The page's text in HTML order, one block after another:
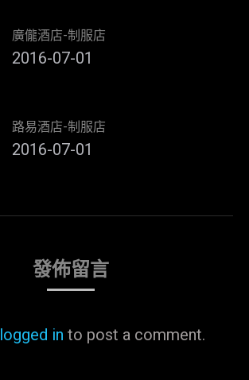
廣儱酒店-制服店
2016-07-01
路易酒店-制服店
2016-07-01
發佈留言
logged in to post a comment.